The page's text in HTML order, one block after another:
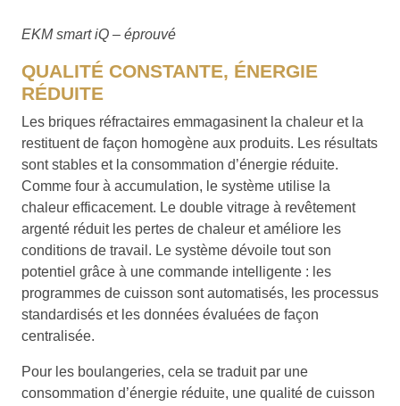
EKM smart iQ – éprouvé
QUALITÉ CONSTANTE, ÉNERGIE
RÉDUITE
Les briques réfractaires emmagasinent la chaleur et la
restituent de façon homogène aux produits. Les résultats
sont stables et la consommation d’énergie réduite.
Comme four à accumulation, le système utilise la
chaleur efficacement. Le double vitrage à revêtement
argenté réduit les pertes de chaleur et améliore les
conditions de travail. Le système dévoile tout son
potentiel grâce à une commande intelligente : les
programmes de cuisson sont automatisés, les processus
standardisés et les données évaluées de façon
centralisée.
Pour les boulangeries, cela se traduit par une
consommation d’énergie réduite, une qualité de cuisson